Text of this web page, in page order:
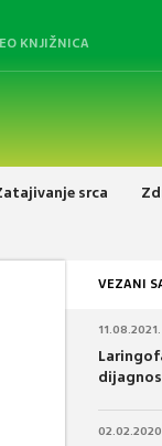
KNJIŽNICA
srca
VEZANI
11.08.2021.
02.02.2020.